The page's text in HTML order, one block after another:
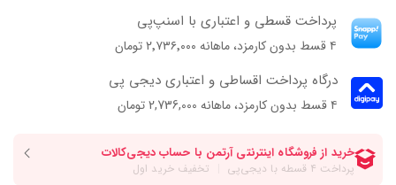
پرداخت قسطی و اعتباری با اسنپ‌پی
۴ قسط بدون کارمزد، ماهانه ۲٬۷۳۶٬۰۰۰ تومان
درگاه پرداخت اقساطی و اعتباری دیجی پی
۴ قسط بدون کارمزد، ماهانه 2,736,000 تومان